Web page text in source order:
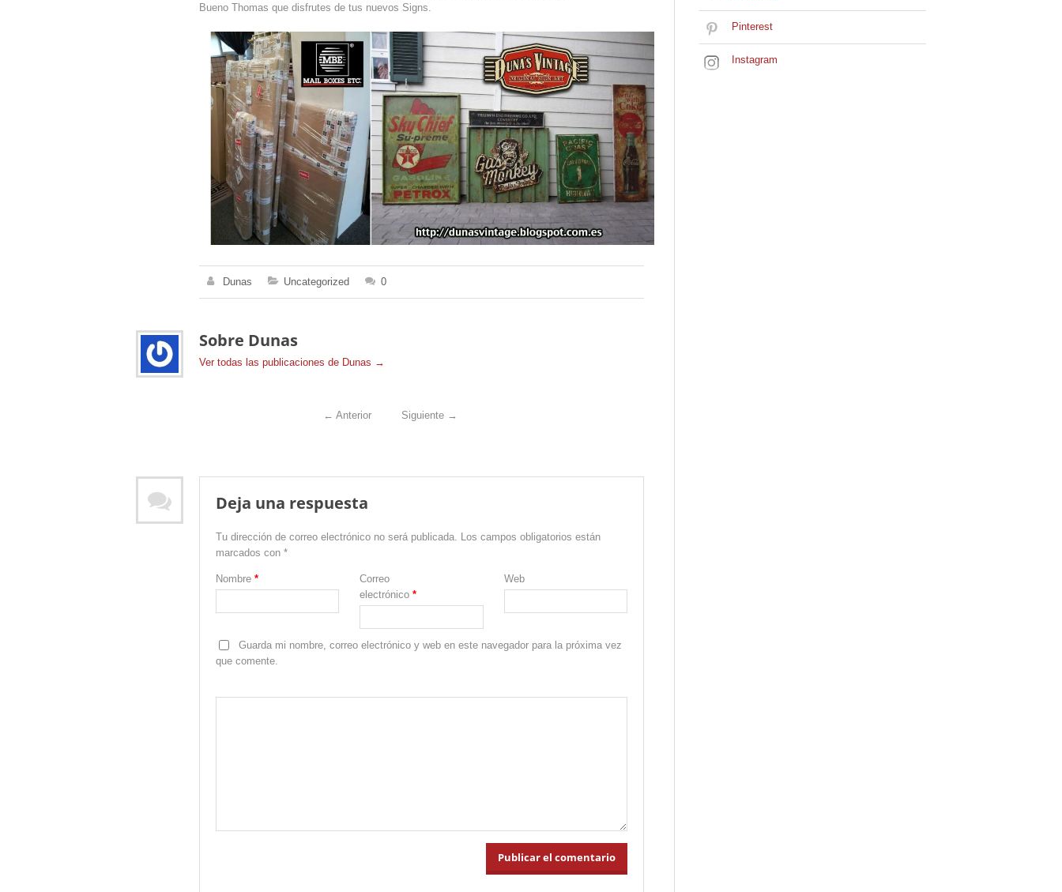
Bueno Thomas que disfrutes de tus nuevos Signs.
Dunas Uncategorized 0
Sobre Dunas
Ver todas las publicaciones de Dunas →
← Anterior Siguiente →
Deja una respuesta
Tu dirección de correo electrónico no será publicada. Los campos obligatorios están
marcados con *
Nombre *
Correo
electrónico*
Web
Guarda mi nombre, correo electrónico y web en este navegador para la próxima vez
que comente.
Pinterest
Instagram